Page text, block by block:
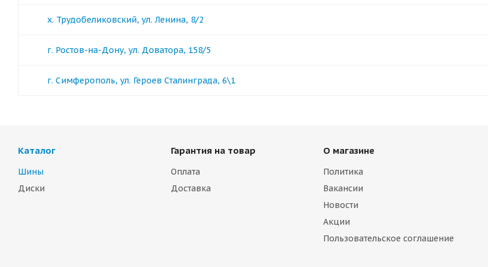
х. Трудобеликовский, ул. Ленина, 8/2
г. Ростов-на-Дону, ул. Доватора, 158/5
г. Симферополь, ул. Героев Сталинграда, 6\1
Каталог
Шины
Диски
Гарантия на товар
Оплата
Доставка
О магазине
Политика
Вакансии
Новости
Акции
Пользовательское соглашение